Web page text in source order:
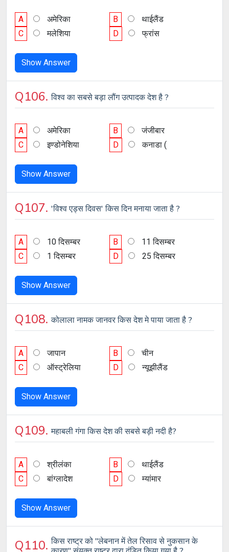
A अमेरिका B
थाईलैंड
C
मलेशिया D फ्रांस
Show Answer
Q106.विश्व का सबसे बड़ा लौंग उत्पादक देश है ?
A अमेरिका B
जंजीबार
C
इण्डोनेशिया D कनाडा (
Show Answer
Q107. 'विश्व एड्स दिवस' किस दिन मनाया जाता है ?
A 10 दिसम्बर B
11 दिसम्बर
C
1 दिसम्बर D 25 दिसम्बर
Show Answer
Q108.कोलाला नामक जानवर किस देश मे पाया जाता है ?
A जापान B
चीन
C
ऑस्ट्रेलिया D न्यूझीलैंड
Show Answer
Q109.महाबली गंगा किस देश की सबसे बड़ी नदी है?
A श्रीलंका B
थाईलैंड
C
बांग्लादेश D म्यांमार
Show Answer
Q110.किस राष्ट्र को "लेबनान में तेल रिसाव से नुकसान के